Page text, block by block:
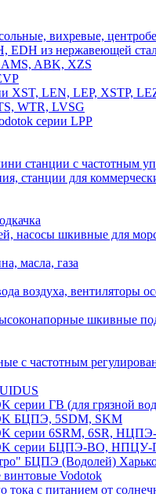
вихревые,
EDH из нержавеющей
AMS, ABK, XZS
LEN, LEP, XSTP,
WTR, LVSG
серии LPP
станции с частотным
станции для
насосы шкивные для
масла, газа
воздуха, вентиляторы
шкивные
с частотным
серии ГВ (для
БЦПЭ, 5SDM, SKM
серии 6SRM, 6SR,
серии БЦПЭ-ВО, НПЦУ-
БЦПЭ (Водолей)
Vodotok
тока с питанием от